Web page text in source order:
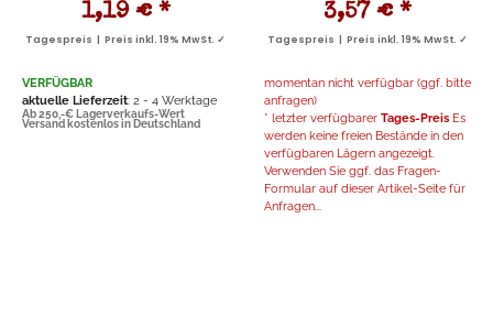
1,19 € *
Tagespreis | Preis inkl. 19% MwSt. ✓
VERFÜGBAR
aktuelle Lieferzeit: 2 - 4 Werktage
Ab 250,-€ Lagerverkaufs-Wert
Versand kostenlos in Deutschland
3,57 € *
Tagespreis | Preis inkl. 19% MwSt. ✓
momentan nicht verfügbar (ggf. bitte
anfragen)
* letzter verfügbarer Tages-Preis Es
werden keine freien Bestände in den
verfügbaren Lägern angezeigt.
Verwenden Sie ggf. das Fragen-
Formular auf dieser Artikel-Seite für
Anfragen...